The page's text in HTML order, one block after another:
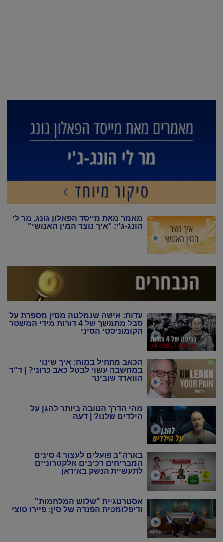
מאמר מאת מייסד הפאלון גונג, מר לי
הונג-ג'י: "איך נוצר המין האנושי"
עדות: אישה שנמלטה מסין מספרת על
סבל מתמשך של 4 דורות מידי המשטר
הקומוניסטי הסיני
הכאב מתחיל במוח: איך שינוי
במחשבה עשוי לבטל כאב כרוני? | ד"ר
הווארד שובינר
מהי הדרך הטובה ביותר להגן על
הילדים שלנו? | דעה
בארה"ב פועלים לעצור 4 סינים
המבריחים רכיבים אלקטרוניים
לתעשיית הנשק באיראן
אסטרטגיית "שלוש המלחמות"
ודיפלומטית הפנדה של סין: פיירו טוצי